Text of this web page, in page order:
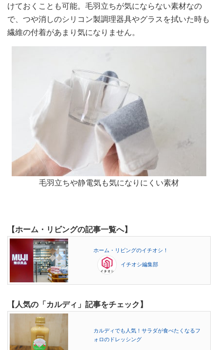
けておくことも可能。毛羽立ちが気にならない素材なの
で、つや消しのシリコン製調理器具やグラスを拭いた時も
繊維の付着があまり気になりません。
毛羽立ちや静電気も気になりにくい素材
【ホーム・リビングの記事一覧へ】
ホーム・リビングのイチオシ！
イチオシ編集部
【人気の「カルディ」記事をチェック】
カルディでも人気！サラダが食べたくなるフ
ォロのドレッシング